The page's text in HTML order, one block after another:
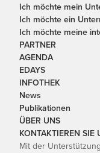
Ich möchte mein
Ich möchte ein
Ich möchte meine
PARTNER
AGENDA
EDAYS
INFOTHEK
News
Publikationen
ÜBER UNS
KONTAKTIEREN SIE
Mit der